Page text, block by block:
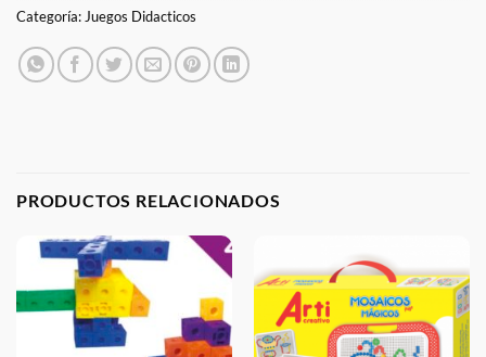
Categoría:Juegos Didacticos
PRODUCTOS RELACIONADOS